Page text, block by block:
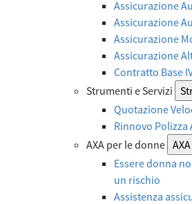
Assicurazione
Assicurazione
Assicurazione
Assicurazione
Contratto Base
Strumenti e Servizi
Quotazione
Rinnovo Polizza
AXA per le donne
Essere donna
un rischio
Assistenza